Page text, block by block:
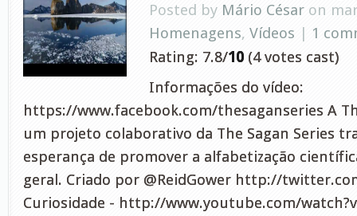
Posted by Mário César on
Homenagens, Vídeos | 1
Rating: 7.8/10 (4 votes cast)
Informações do vídeo:
https://www.facebook.com/thesaganseries A
um projeto colaborativo da The Sagan Series
esperança de promover a alfabetização
geral. Criado por @ReidGower http://
Curiosidade - http://www.youtube.com/